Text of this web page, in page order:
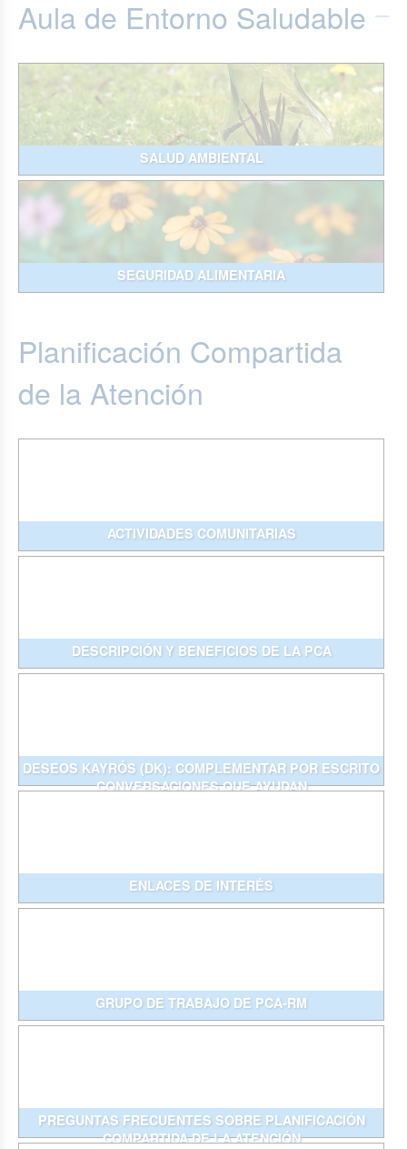
Aula de Entorno Saludable
SALUD AMBIENTAL
SEGURIDAD ALIMENTARIA
Planificación Compartida
de la Atención
ACTIVIDADES COMUNITARIAS
DESCRIPCIÓN Y BENEFICIOS DE LA PCA
DESEOS KAYRÓS (DK): COMPLEMENTAR POR ESCRITO
CONVERSACIONES QUE AYUDAN
ENLACES DE INTERÉS
GRUPO DE TRABAJO DE PCA-RM
PREGUNTAS FRECUENTES SOBRE PLANIFICACIÓN
COMPARTIDA DE LA ATENCIÓN